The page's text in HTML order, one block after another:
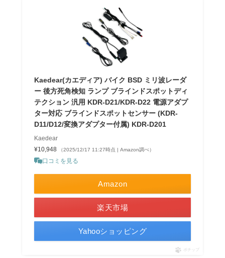
Kaedear(カエディア) バイク BSD ミリ波レーダ
ー 後⽅死⾓検知 ランプ ブラインドスポットディ
テクション 汎用 KDR-D21/KDR-D22 電源アダプ
ター対応 ブラインドスポットセンサー (KDR-
D11/D12/変換アダプター付属) KDR-D201
Kaedear
¥10,948
（2025/12/17 11:27時点 | Amazon調べ）
口コミを見る
Amazon
楽天市場
Yahooショッピング
ポチップ